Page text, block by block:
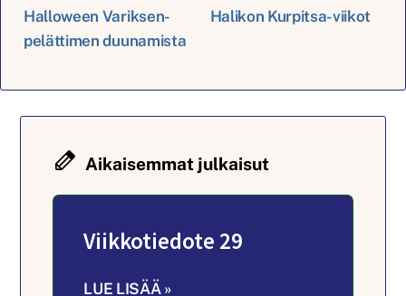
Halloween Variksen-
pelättimen duunamista
Halikon Kurpitsa-viikot
Aikaisemmat julkaisut
Viikkotiedote 29
LUE LISÄÄ »